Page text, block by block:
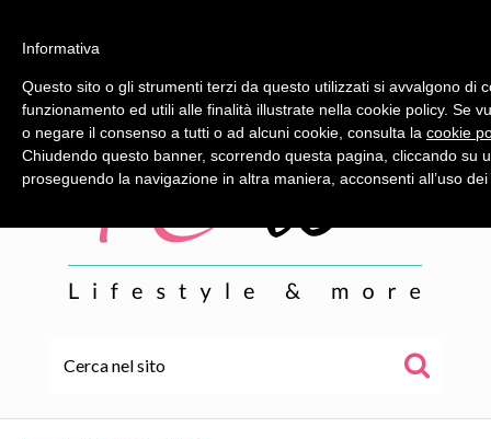
Informativa
Questo sito o gli strumenti terzi da questo utilizzati si avvalgono di
funzionamento ed utili alle finalità illustrate nella cookie policy. Se
o negare il consenso a tutti o ad alcuni cookie, consulta la cookie
Chiudendo questo banner, scorrendo questa pagina, cliccando su
proseguendo la navigazione in altra maniera, acconsenti all’uso